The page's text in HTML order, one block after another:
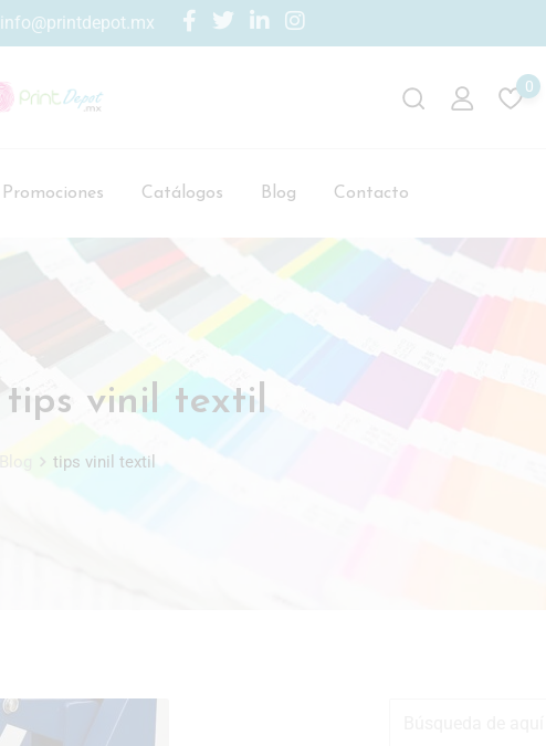
info@printdepot.mx
0
Promociones Catálogos Blog Contacto
tips vinil textil
tips vinil textil